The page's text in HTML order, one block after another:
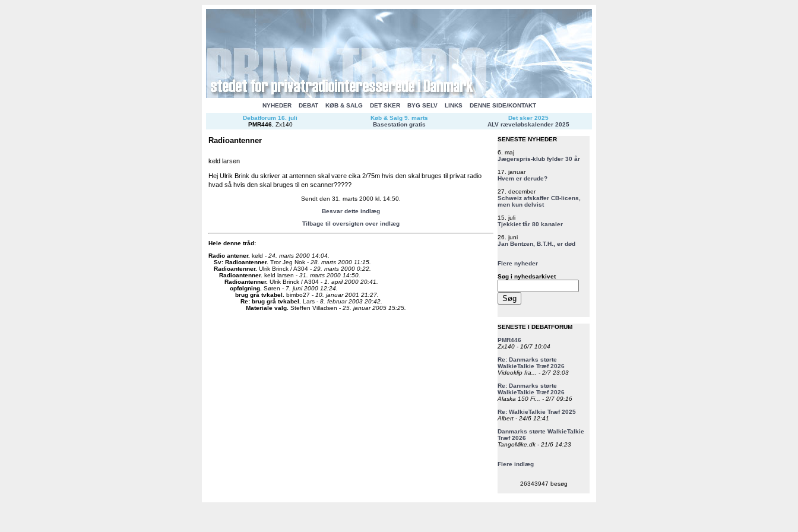
NYHEDER DEBAT KØB & SALG DET SKER BYG SELV LINKS
DENNE SIDE/KONTAKT
Debatforum 16. juli
PMR446. Zx140
Køb & Salg 9. marts
Basestation gratis
Det sker 2025
ALV ræveløbskalender 2025
Radioantenner
keld larsen
Hej Ulrik Brink du skriver at antennen skal være cika 2/75m hvis den skal bruges til privat radio
hvad så hvis den skal bruges til en scanner?????
Sendt den 31. marts 2000 kl. 14:50.
Besvar dette indlæg
Tilbage til oversigten over indlæg
Hele denne tråd:
Radio antener. keld - 24. marts 2000 14:04.
Sv: Radioantenner. Tror Jeg Nok - 28. marts 2000 11:15.
Radioantenner. Ulrik Brinck / A304 - 29. marts 2000 0:22.
Radioantenner. keld larsen - 31. marts 2000 14:50.
Radioantenner. Ulrik Brinck / A304 - 1. april 2000 20:41.
opfølgning Søren - 7. juni 2000 12:24.
brug grå tvkabel
bimbo27 - 10. januar 2001 21:27.
Re: brug grå tvkabel
Lars - 8. februar 2003 20:42.
Materiale valg Steffen Villadsen - 25. januar 2005 15:25.
SENESTE NYHEDER
6. maj
Jægerspris-klub fylder 30 år
17. januar
Hvem er derude?
27. december
Schweiz afskaffer CB-licens,
men kun delvist
15. juli
Tjekkiet får 80 kanaler
26. juni
Jan Bentzen, B.T.H., er død
Flere nyheder
Søg i nyhedsarkivet
SENESTE I DEBATFORUM
PMR446
Zx140 - 16/7 10:04
Re: Danmarks størte
WalkieTalkie Træf 2026
Videoklip fra... - 2/7 23:03
Re: Danmarks størte
WalkieTalkie Træf 2026
Alaska 150 Fi... - 2/7 09:16
Re: WalkieTalkie Træf 2025
Albert - 24/6 12:41
Danmarks størte WalkieTalkie
Træf 2026
TangoMike.dk - 21/6 14:23
Flere indlæg
26343947 besøg